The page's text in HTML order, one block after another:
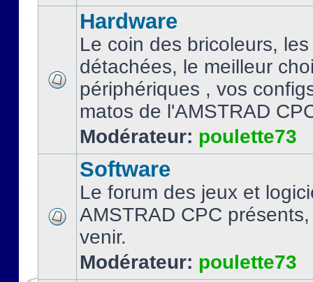
Hardware
Le coin des bricoleurs,
détachées, le meilleur
périphériques , vos
matos de l'AMSTRAD
Modérateur: poulette73
Software
Le forum des jeux et
AMSTRAD CPC
venir.
Modérateur: poulette73